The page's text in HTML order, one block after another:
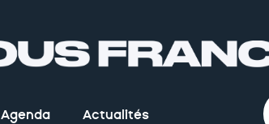
Agenda Actualités